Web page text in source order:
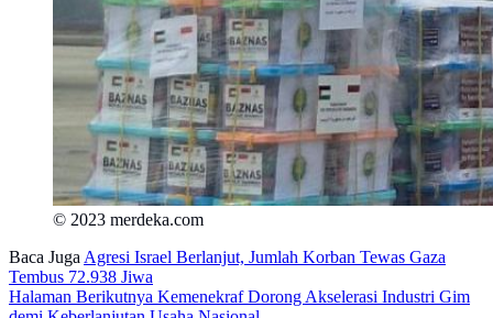
© 2023 merdeka.com
Baca Juga Agresi Israel Berlanjut, Jumlah Korban Tewas Gaza
Tembus 72.938 Jiwa
Halaman Berikutnya Kemenekraf Dorong Akselerasi Industri Gim